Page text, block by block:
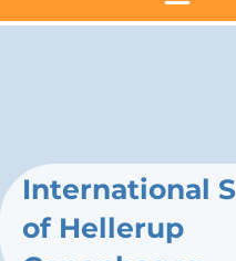
International
of Hellerup